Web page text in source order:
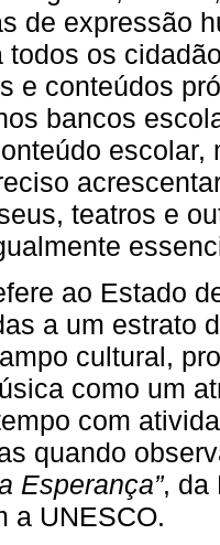
de expressão
todos os
e conteúdos
bancos
teatros e
ao Estado
a um estrato
cultural,
como um
com
quando
Esperança”, da
a UNESCO.